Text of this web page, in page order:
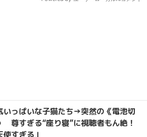
いっぱいな子猫たち→突然の《電池切
尊すぎる“座り寝”に視聴者もん絶！
使すぎる」